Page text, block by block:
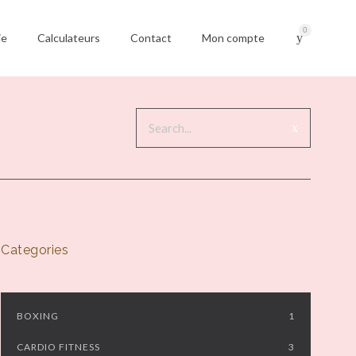
Calculateurs Contact Mon compte
0
Categories
BOXING 1
CARDIO FITNESS 3